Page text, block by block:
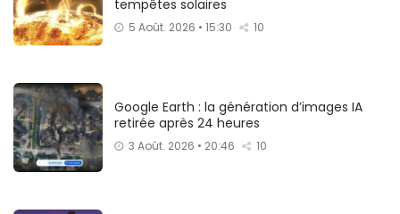
tempêtes solaires
5 Août. 2026 • 15:30 10
Google Earth : la génération d’images IA
retirée après 24 heures
3 Août. 2026 • 20:46 10